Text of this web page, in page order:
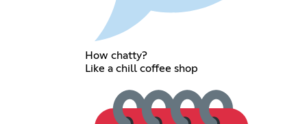
How chatty?
Like a chill coffee shop